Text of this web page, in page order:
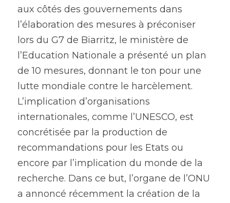
aux côtés des gouvernements dans
l’élaboration des mesures à préconiser
lors du G7 de Biarritz, le ministère de
l’Education Nationale a présenté un plan
de 10 mesures, donnant le ton pour une
lutte mondiale contre le harcèlement.
L’implication d’organisations
internationales, comme l’UNESCO, est
concrétisée par la production de
recommandations pour les Etats ou
encore par l’implication du monde de la
recherche. Dans ce but, l’organe de l’ONU
a annoncé récemment la création de la